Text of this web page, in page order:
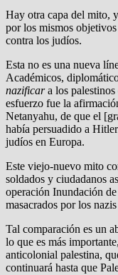
Hay otra capa del mito,
por los mismos
contra los judíos.
Esta no es una nueva
Académicos,
nazificara los palestinos
esfuerzo fue la
Netanyahu, de que el
había persuadido a
judíos en Europa.
Este viejo-nuevo mito
soldados y ciudadanos
operación Inundación
masacrados por los
Tal comparación es un
lo que es más
anticolonial palestina,
continuará hasta que